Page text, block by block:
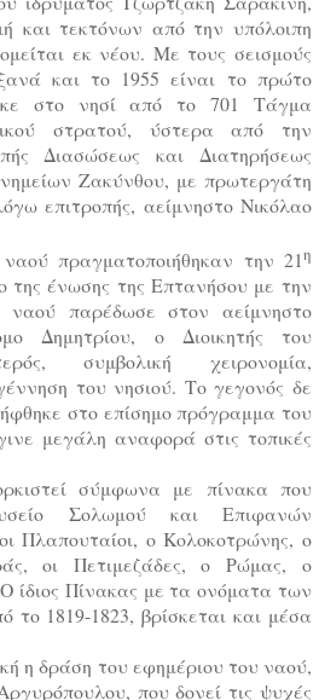
και τεκτόνων από την υπόλοιπη
εκ νέου. Με τους σεισμούς
και το 1955 είναι το πρώτο
στο νησί από το 701 Τάγμα
στρατού, ύστερα από την
Διασώσεως και Διατηρήσεως
Ζακύνθου, με πρωτεργάτη
επιτροπής, αείμνηστο Νικόλαο
πραγματοποιήθηκαν την 21η
της ένωσης της Επτανήσου με την
παρέδωσε στον αείμνηστο
Δημητρίου, ο Διοικητής του
συμβολική χειρονομία,
του νησιού. Το γεγονός δε
στο επίσημο πρόγραμμα του
μεγάλη αναφορά στις τοπικές
σύμφωνα με πίνακα που
Σολωμού και Επιφανών
Πλαπουταίοι, ο Κολοκοτρώνης, ο
οι Πετιμεζάδες, ο Ρώμας, ο
Πίνακας με τα ονόματα των
το 1819-1823, βρίσκεται και μέσα
η δράση του εφημέριου του ναού,
που δονεί τις ψυχές